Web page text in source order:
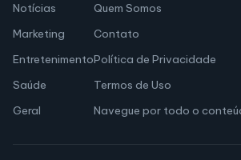
Notícias
Marketing
Entretenimento
Saúde
Geral
Quem Somos
Contato
Política de Privacidade
Termos de Uso
Navegue por todo o